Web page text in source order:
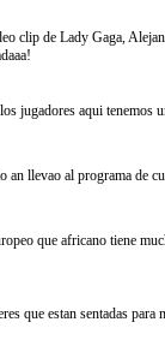
clip de Lady Gaga,
jugadores aqui tenemos
llevao al programa de
que africano tiene
que estan sentadas